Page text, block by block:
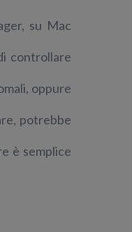
su Mac
controllare
oppure
potrebbe
è semplice